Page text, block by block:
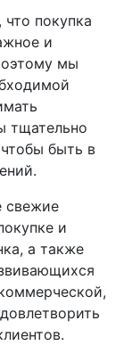
покупка
и
мы
тщательно
быть в
свежие
и
а также